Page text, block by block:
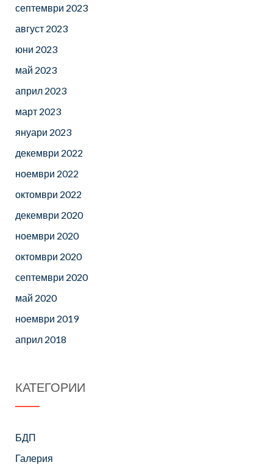
септември 2023
август 2023
юни 2023
май 2023
април 2023
март 2023
януари 2023
декември 2022
ноември 2022
октомври 2022
декември 2020
ноември 2020
октомври 2020
септември 2020
май 2020
ноември 2019
април 2018
КАТЕГОРИИ
БДП
Галерия